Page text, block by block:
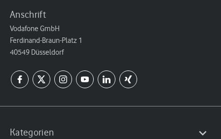
Anschrift
Vodafone GmbH
Ferdinand-Braun-Platz 1
40549 Düsseldorf
Kategorien